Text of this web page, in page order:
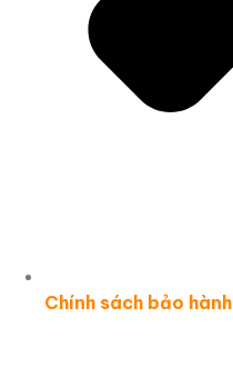
Chính sách bảo hành